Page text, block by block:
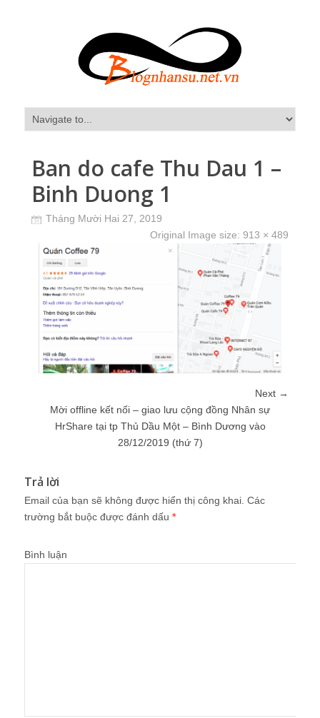
Ban do cafe Thu Dau 1 –
Binh Duong 1
Tháng Mười Hai 27, 2019
Original Image size: 913 × 489
Next →
Mời offline kết nối – giao lưu cộng đồng Nhân sự
HrShare tại tp Thủ Dầu Một – Bình Dương vào
28/12/2019 (thứ 7)
Trả lời
Email của bạn sẽ không được hiển thị công khai. Các
trường bắt buộc được đánh dấu *
Bình luận